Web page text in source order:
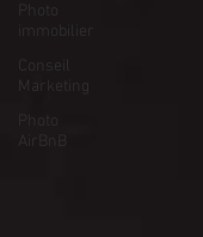
Photo
immobilier
Conseil
Marketing
Photo
AirBnB